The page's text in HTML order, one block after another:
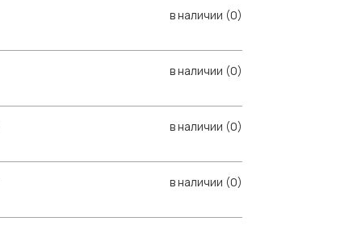
в наличии (0)
в наличии (0)
в наличии (0)
в наличии (0)